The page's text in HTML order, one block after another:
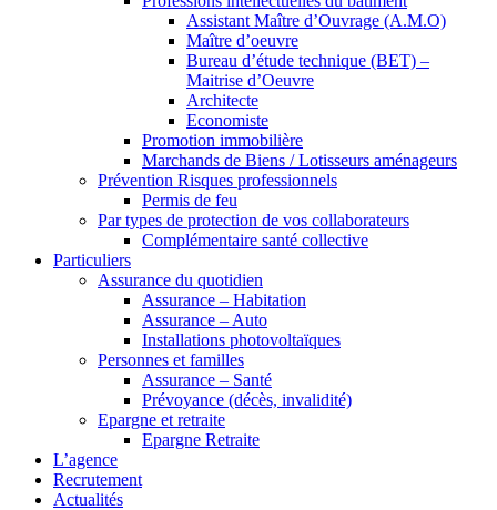
Assistant Maître d’Ouvrage (A.M.O)
Maître d’oeuvre
Bureau d’étude technique (BET) –
Maitrise d’Oeuvre
Architecte
Economiste
Promotion immobilière
Marchands de Biens / Lotisseurs aménageurs
Prévention Risques professionnels
Permis de feu
Par types de protection de vos collaborateurs
Complémentaire santé collective
Particuliers
Assurance du quotidien
Assurance – Habitation
Assurance – Auto
Installations photovoltaïques
Personnes et familles
Assurance – Santé
Prévoyance (décès, invalidité)
Epargne et retraite
Epargne Retraite
L’agence
Recrutement
Actualités